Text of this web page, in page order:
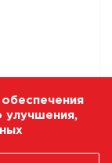
улучшения,